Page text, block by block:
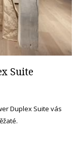
Suite
Duplex Suite vás